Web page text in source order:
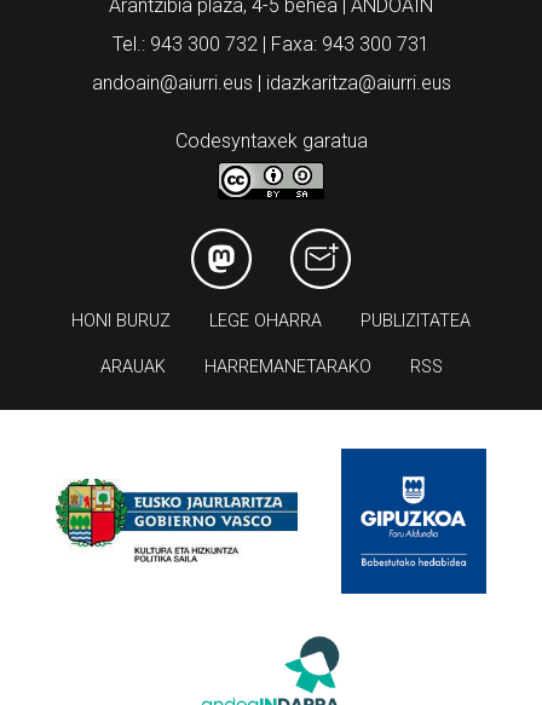
Arantzibia plaza, 4-5 behea | ANDOAIN
Tel.: 943 300 732 | Faxa: 943 300 731
andoain@aiurri.eus | idazkaritza@aiurri.eus
Codesyntaxek garatua
HONI BURUZ LEGE OHARRA PUBLIZITATEA
ARAUAK HARREMANETARAKO RSS